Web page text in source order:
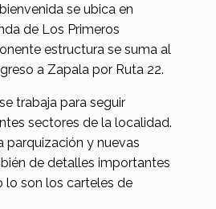
se ubica en
de Los Primeros
estructura se suma al
a Zapala por Ruta 22.
trabaja para seguir
sectores de la localidad.
parquización y nuevas
de detalles importantes
lo son los carteles de